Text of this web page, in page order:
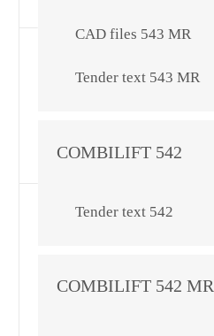
CAD files 543 MR
Tender text 543 MR
COMBILIFT 542
Tender text 542
COMBILIFT 542 MR